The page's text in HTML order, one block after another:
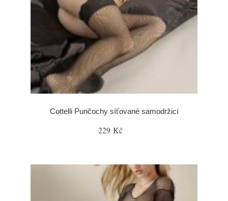
Cottelli Punčochy síťované samodržicí
229 Kč